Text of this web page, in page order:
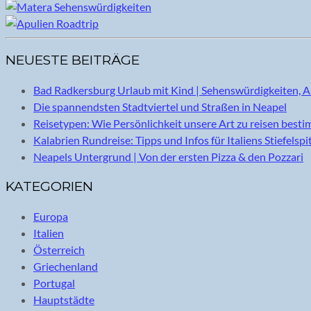
NEUESTE BEITRÄGE
Bad Radkersburg Urlaub mit Kind | Sehenswürdigkeiten,
Die spannendsten Stadtviertel und Straßen in Neapel
Reisetypen: Wie Persönlichkeit unsere Art zu reisen
Kalabrien Rundreise: Tipps und Infos für Italiens
Neapels Untergrund | Von der ersten Pizza & den Pozzari
KATEGORIEN
Europa
Italien
Österreich
Griechenland
Portugal
Hauptstädte